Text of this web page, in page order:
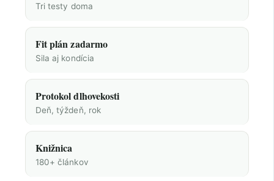
Tri testy doma
Fit plán zadarmo
Sila aj kondícia
Protokol dlhovekosti
Deň, týždeň, rok
Knižnica
180+ článkov